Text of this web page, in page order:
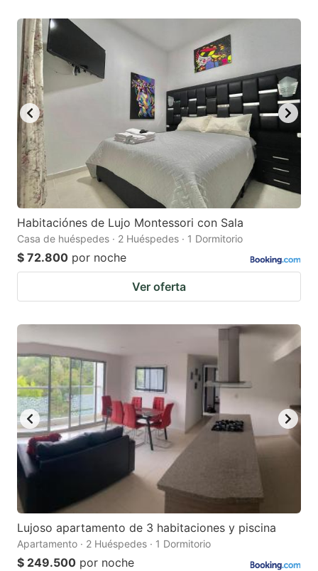
Habitaciónes de Lujo Montessori con Sala
Casa de huéspedes · 2 Huéspedes · 1 Dormitorio
$ 72.800 por noche
Ver oferta
Lujoso apartamento de 3 habitaciones y piscina
Apartamento · 2 Huéspedes · 1 Dormitorio
$ 249.500 por noche